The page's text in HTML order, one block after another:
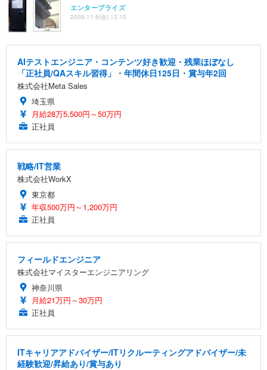
エンタープライズ
2009.11.6(金) 13:15
AIテストエンジニア・コンテンツ好き歓迎・残業ほぼなし
「正社員/QAスキル習得」・年間休日125日・賞与年2回
株式会社Meta Sales
埼玉県
月給28万5,500円～50万円
正社員
戦略/IT営業
株式会社WorkX
東京都
年収500万円～1,200万円
正社員
フィールドエンジニア
株式会社マイスターエンジニアリング
神奈川県
月給21万円～30万円
正社員
ITキャリアアドバイザー/ITリクルーティングアドバイザー/未
経験歓迎/昇給あり/賞与あり